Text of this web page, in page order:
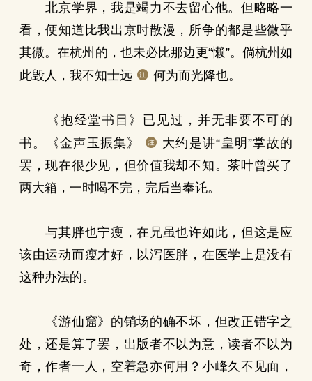
北京学界，我是竭力不去留心他。但略略一
看，便知道比我出京时散漫，所争的都是些微乎
其微。在杭州的，也未必比那边更“懒”。倘杭州如
此毁人，我不知士远
何为而光降也。
《抱经堂书目》已见过，并无非要不可的
书。《金声玉振集》
大约是讲“皇明”掌故的
罢，现在很少见，但价值我却不知。茶叶曾买了
两大箱，一时喝不完，完后当奉讬。
与其胖也宁瘦，在兄虽也许如此，但这是应
该由运动而瘦才好，以泻医胖，在医学上是没有
这种办法的。
《游仙窟》的销场的确不坏，但改正错字之
处，还是算了罢，出版者不以为意，读者不以为
奇，作者一人，空着急亦何用？小峰久不见面，